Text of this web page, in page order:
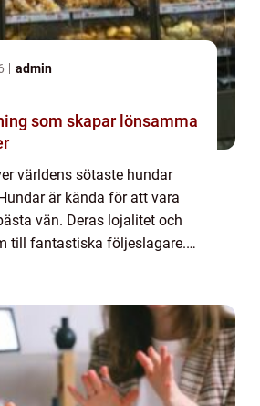
admin
som skapar lönsamma
världens sötaste hundar
är kända för att vara
vän. Deras lojalitet och
till fantastiska följeslagare.